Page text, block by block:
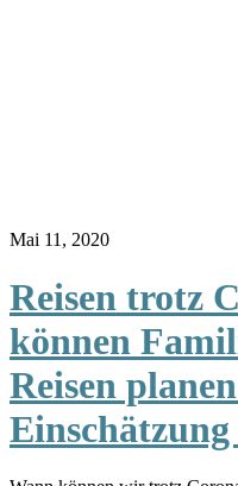
Mai 11, 2020
Reisen trotz
können
Reisen